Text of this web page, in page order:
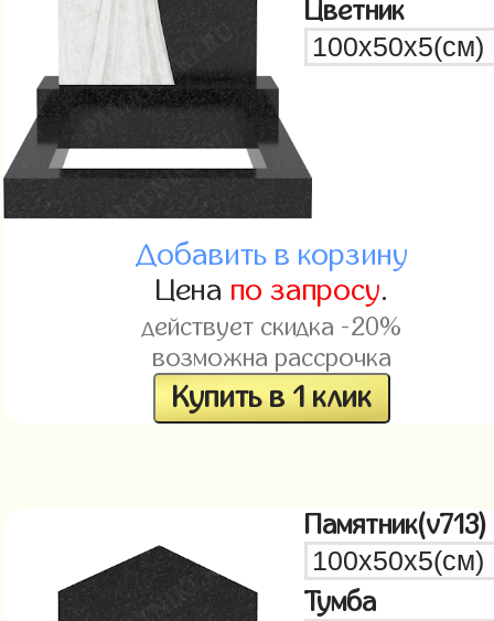
Цветник
Добавить в корзину
Цена по запросу.
действует скидка -20%
возможна рассрочка
Купить в 1 клик
Памятник(v713)
Тумба